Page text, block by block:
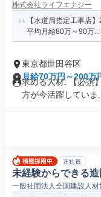
株式会社ライフエナジー
【水道局指定工事店
平均月給80万～90万...
東京都世田谷区
月給70万円～200万
求める人材: 【必須
方が今活躍していま...
正社員
未経験からできる
一般社団法人全国建設人